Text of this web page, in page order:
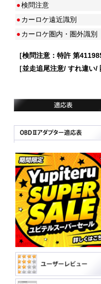
●検問注意
●カーロケ遠近識別
●カーロケ圏内・圏外識別
［検問注意：特許 第
［並走追尾注意/ すれ違い